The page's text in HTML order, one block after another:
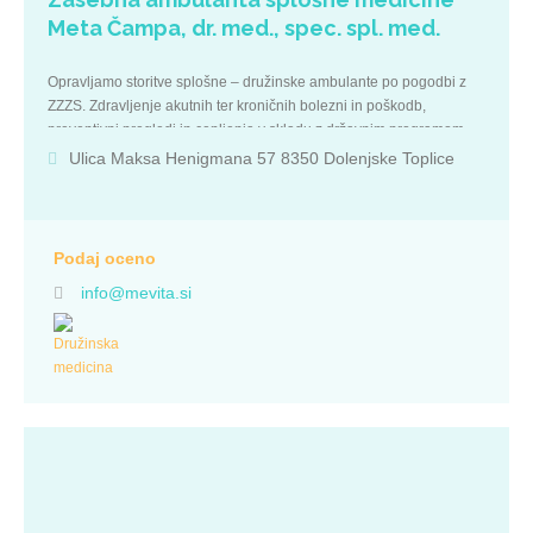
Meta Čampa, dr. med., spec. spl. med.
Opravljamo storitve splošne – družinske ambulante po pogodbi z
ZZZS. Zdravljenje akutnih ter kroničnih bolezni in poškodb,
preventivni pregledi in cepljenja v skladu z državnim programom.
Odvzem in analiza krvi ter urina potekajo v laboratoriju
SPREJEMAMO PRVO URO ORDINACIJSKEGA ČASA. STORITVE
(SAMOPLAČNIŠKO): Družinska medicina Splošna medicina
STORITVE (ZAVAROVALNICA): Družinska medicina Splošna
medicina
Ulica Maksa Henigmana 57 8350 Dolenjske Toplice
Podaj oceno
info@mevita.si